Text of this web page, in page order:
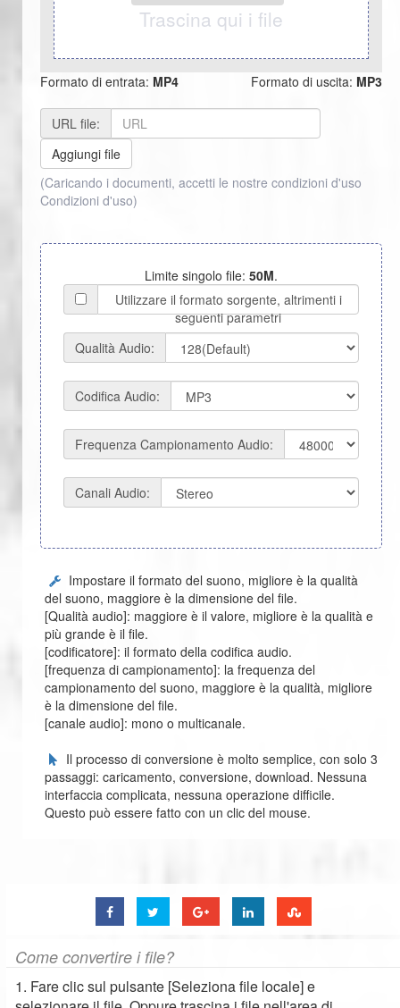
Trascina qui i file
Formato di entrata: MP4 Formato di uscita: MP3
URL file:
Aggiungi file
(Caricando i documenti, accetti le nostre condizioni d'uso
Condizioni d'uso)
Limite singolo file: 50M.
Utilizzare il formato sorgente, altrimenti i
seguenti parametri
Qualità Audio:
Codifica Audio:
Frequenza Campionamento Audio:
Canali Audio:
Impostare il formato del suono, migliore è la qualità
del suono, maggiore è la dimensione del file.
[Qualità audio]: maggiore è il valore, migliore è la qualità e
più grande è il file.
[codificatore]: il formato della codifica audio.
[frequenza di campionamento]: la frequenza del
campionamento del suono, maggiore è la qualità, migliore
è la dimensione del file.
[canale audio]: mono o multicanale.
Il processo di conversione è molto semplice, con solo 3
passaggi: caricamento, conversione, download. Nessuna
interfaccia complicata, nessuna operazione difficile.
Questo può essere fatto con un clic del mouse.
Come convertire i file?
1. Fare clic sul pulsante [Seleziona file locale] e